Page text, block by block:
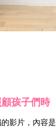
孩子們時
影片，內容